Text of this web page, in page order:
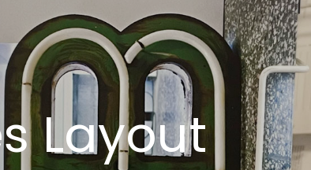
Layout